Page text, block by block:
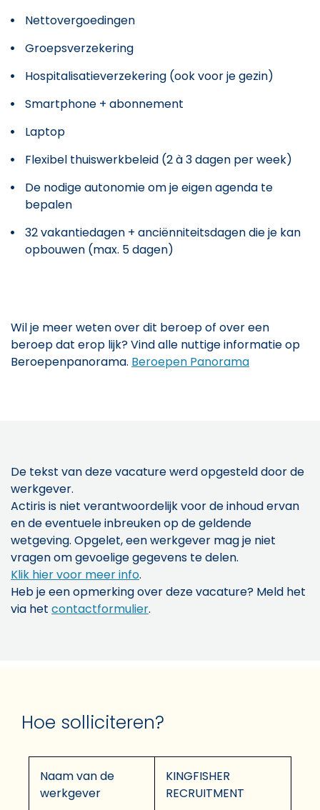
Nettovergoedingen
Groepsverzekering
Hospitalisatieverzekering (ook voor je gezin)
Smartphone + abonnement
Laptop
Flexibel thuiswerkbeleid (2 à 3 dagen per week)
De nodige autonomie om je eigen agenda te
bepalen
32 vakantiedagen + anciënniteitsdagen die je kan
opbouwen (max. 5 dagen)
Wil je meer weten over dit beroep of over een
beroep dat erop lijk? Vind alle nuttige informatie op
Beroepenpanorama. Beroepen Panorama
De tekst van deze vacature werd opgesteld door de
werkgever.
Actiris is niet verantwoordelijk voor de inhoud ervan
en de eventuele inbreuken op de geldende
wetgeving. Opgelet, een werkgever mag je niet
vragen om gevoelige gegevens te delen.
Klik hier voor meer info.
Heb je een opmerking over deze vacature? Meld het
via het contactformulier.
Hoe solliciteren?
Naam van de
werkgever
KINGFISHER
RECRUITMENT